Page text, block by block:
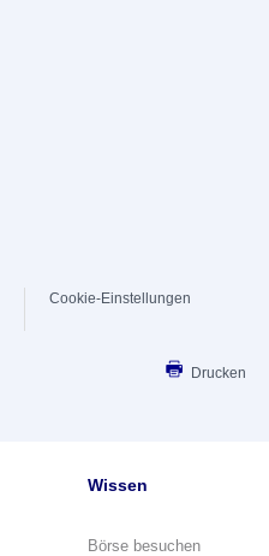
Cookie-Einstellungen
Drucken
Wissen
Börse besuchen